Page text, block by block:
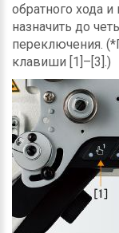
обратного хода
назначить до
переключения.
клавиши [1]–[3].)